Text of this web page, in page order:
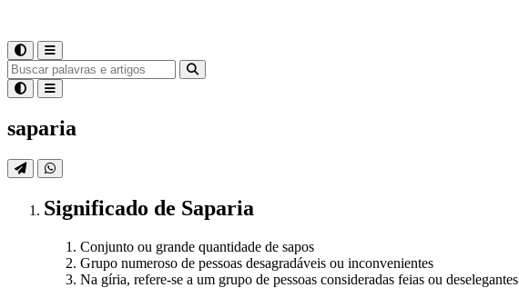
saparia
Significado de Saparia
Conjunto ou grande quantidade de sapos
Grupo numeroso de pessoas desagradáveis ou inconvenientes
Na gíria, refere-se a um grupo de pessoas consideradas feias ou deselegantes